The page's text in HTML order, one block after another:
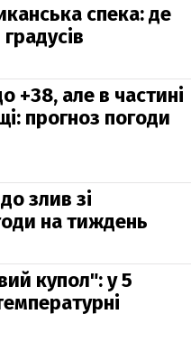
спека: де
+38, але в частині
прогноз погоди
злив зі
на тиждень
купол": у 5